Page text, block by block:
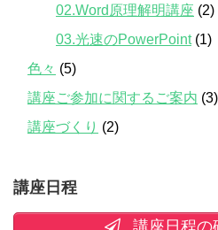
02.Word原理解明講座 (2)
03.光速のPowerPoint(1)
色々 (5)
講座ご参加に関するご案内 (3)
講座づくり (2)
講座日程